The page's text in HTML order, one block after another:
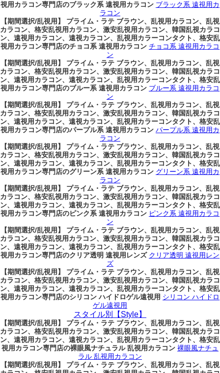
視用カラコン専門店のブラック系 遠視用カラコン ブラック系 遠視用カ
ラコン
【期間選択/乱視用】 プライム・ラテ ブラウン、乱視用カラコン、乱視
カラコン、格安乱視用カラコン、激安乱視用カラコン、韓国乱視カラコ
ン、遠視用カラコン、遠視カラコン、乱視用カラーコンタクト、格安乱
視用カラコン専門店のチョコ系 遠視用カラコン チョコ系 遠視用カラコ
ン
【期間選択/乱視用】 プライム・ラテ ブラウン、乱視用カラコン、乱視
カラコン、格安乱視用カラコン、激安乱視用カラコン、韓国乱視カラコ
ン、遠視用カラコン、遠視カラコン、乱視用カラーコンタクト、格安乱
視用カラコン専門店のブルー系 遠視用カラコン ブルー系 遠視用カラコ
ン
【期間選択/乱視用】 プライム・ラテ ブラウン、乱視用カラコン、乱視
カラコン、格安乱視用カラコン、激安乱視用カラコン、韓国乱視カラコ
ン、遠視用カラコン、遠視カラコン、乱視用カラーコンタクト、格安乱
視用カラコン専門店のパープル系 遠視用カラコン パープル系 遠視用カ
ラコン
【期間選択/乱視用】 プライム・ラテ ブラウン、乱視用カラコン、乱視
カラコン、格安乱視用カラコン、激安乱視用カラコン、韓国乱視カラコ
ン、遠視用カラコン、遠視カラコン、乱視用カラーコンタクト、格安乱
視用カラコン専門店のグリーン系 遠視用カラコン グリーン系 遠視用カ
ラコン
【期間選択/乱視用】 プライム・ラテ ブラウン、乱視用カラコン、乱視
カラコン、格安乱視用カラコン、激安乱視用カラコン、韓国乱視カラコ
ン、遠視用カラコン、遠視カラコン、乱視用カラーコンタクト、格安乱
視用カラコン専門店のピンク系 遠視用カラコン ピンク系 遠視用カラコ
ン
【期間選択/乱視用】 プライム・ラテ ブラウン、乱視用カラコン、乱視
カラコン、格安乱視用カラコン、激安乱視用カラコン、韓国乱視カラコ
ン、遠視用カラコン、遠視カラコン、乱視用カラーコンタクト、格安乱
視用カラコン専門店のクリア透明 遠視用レンズ クリア透明 遠視用レン
ズ
【期間選択/乱視用】 プライム・ラテ ブラウン、乱視用カラコン、乱視
カラコン、格安乱視用カラコン、激安乱視用カラコン、韓国乱視カラコ
ン、遠視用カラコン、遠視カラコン、乱視用カラーコンタクト、格安乱
視用カラコン専門店のシリコン ハイドロゲル遠視用 シリコン ハイドロ
ゲル遠視用
スタイル別【Style】
【期間選択/乱視用】 プライム・ラテ ブラウン、乱視用カラコン、乱視
カラコン、格安乱視用カラコン、激安乱視用カラコン、韓国乱視カラコ
ン、遠視用カラコン、遠視カラコン、乱視用カラーコンタクト、格安乱
視用カラコン専門店の裸眼風ナチュラル 乱視用カラコン 裸眼風ナチュ
ラル 乱視用カラコン
【期間選択/乱視用】 プライム・ラテ ブラウン、乱視用カラコン、乱視